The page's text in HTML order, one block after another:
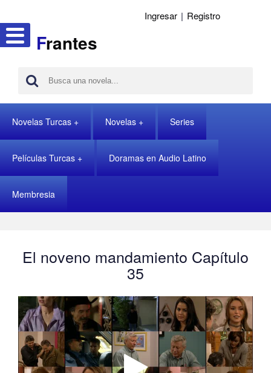
Frantes
Ingresar | Registro
Novelas Turcas Novelas Series
Películas Turcas Doramas en Audio Latino
Membresia
El noveno mandamiento Capítulo
35